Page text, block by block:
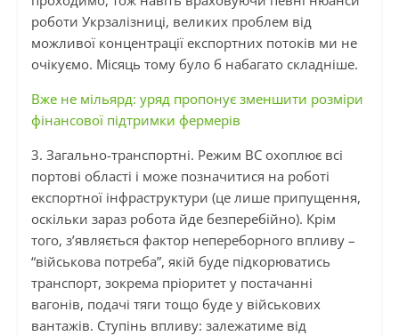
роботи Укрзалізниці, великих проблем від
можливої концентрації експортних потоків ми не
очікуємо. Місяць тому було б набагато складніше.
Вже не мільярд: уряд пропонує зменшити розміри
фінансової підтримки фермерів
3. Загально-транспортні. Режим ВСохоплює всі
портові області і може позначитися на роботі
експортної інфраструктури (це лише припущення,
оскільки зараз робота йде безперебійно). Крім
того, з’являється фактор непереборного впливу –
“військова потреба”, якій буде підкорюватись
транспорт, зокрема пріоритет у постачанні
вагонів, подачі тяги тощо буде у військових
вантажів. Ступінь впливу: залежатиме від